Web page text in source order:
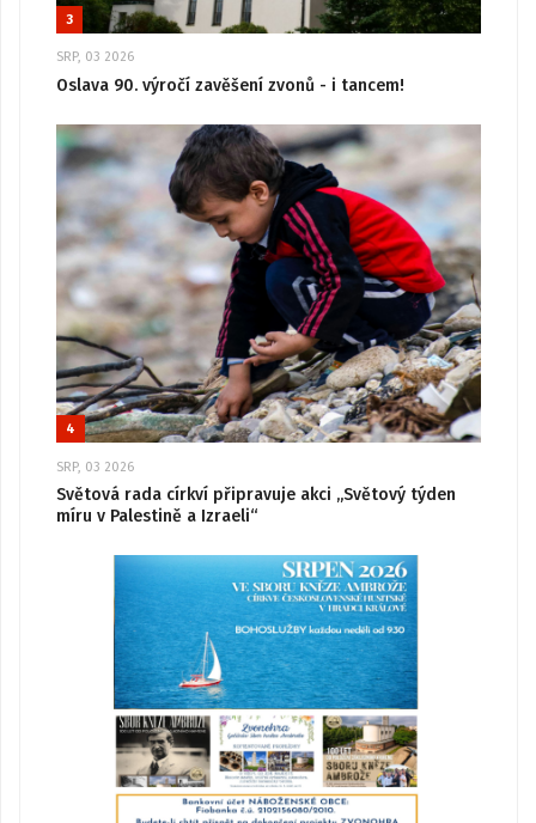
3
SRP, 03 2026
Oslava 90. výročí zavěšení zvonů - i tancem!
4
SRP, 03 2026
Světová rada církví připravuje akci „Světový týden
míru v Palestině a Izraeli“